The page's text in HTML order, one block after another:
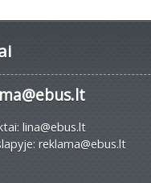
lina@ebus.lt
reklama@ebus.lt